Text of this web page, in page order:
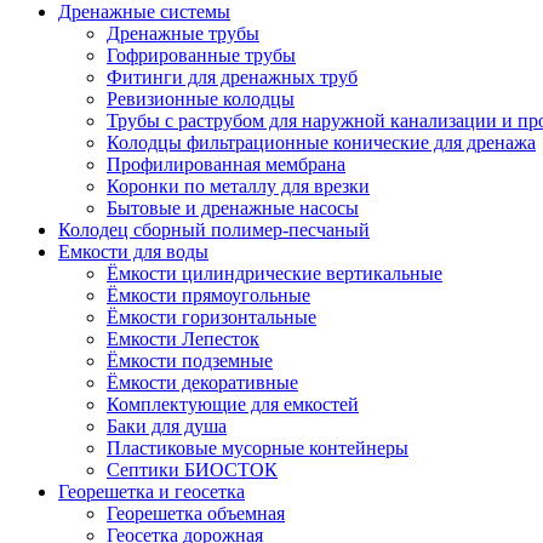
Дренажные системы
Дренажные трубы
Гофрированные трубы
Фитинги для дренажных труб
Ревизионные колодцы
Трубы с раструбом для наружной канализации и
Колодцы фильтрационные конические для дренажа
Профилированная мембрана
Коронки по металлу для врезки
Бытовые и дренажные насосы
Колодец сборный полимер-песчаный
Емкости для воды
Ёмкости цилиндрические вертикальные
Ёмкости прямоугольные
Ёмкости горизонтальные
Емкости Лепесток
Ёмкости подземные
Ёмкости декоративные
Комплектующие для емкостей
Баки для душа
Пластиковые мусорные контейнеры
Септики БИОСТОК
Георешетка и геосетка
Георешетка объемная
Геосетка дорожная